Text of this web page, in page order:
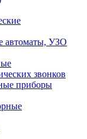
автоматы, УЗО
звонков
приборы